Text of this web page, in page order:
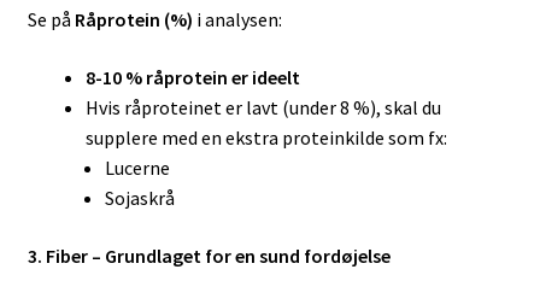
Se på Råprotein (%) i analysen:
8-10 % råprotein er ideelt
Hvis råproteinet er lavt (under 8 %), skal du
supplere med en ekstra proteinkilde som fx:
Lucerne
Sojaskrå
3. Fiber – Grundlaget for en sund fordøjelse